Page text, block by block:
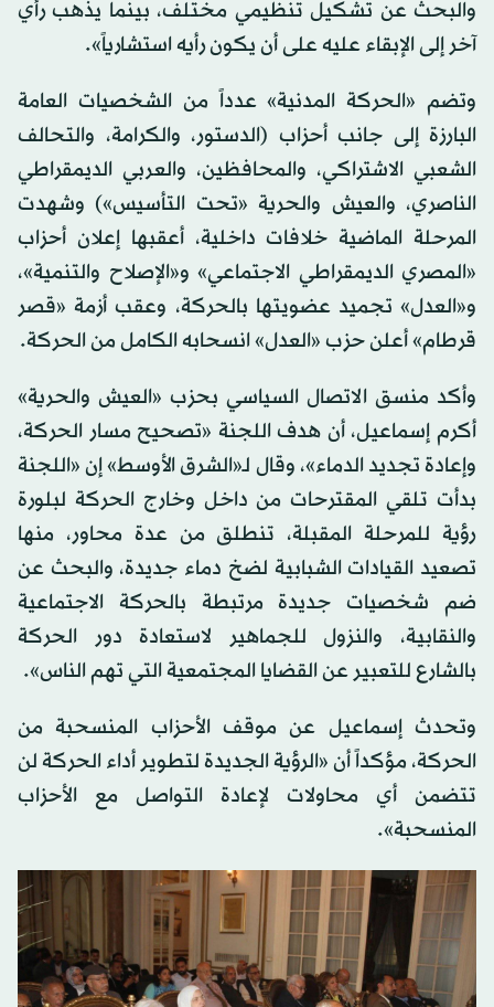
والبحث عن تشكيل تنظيمي مختلف، بينما يذهب رأي
آخر إلى الإبقاء عليه على أن يكون رأيه استشارياً».
وتضم «الحركة المدنية» عدداً من الشخصيات العامة
البارزة إلى جانب أحزاب (الدستور، والكرامة، والتحالف
الشعبي الاشتراكي، والمحافظين، والعربي الديمقراطي
الناصري، والعيش والحرية «تحت التأسيس») وشهدت
المرحلة الماضية خلافات داخلية، أعقبها إعلان أحزاب
«المصري الديمقراطي الاجتماعي» و«الإصلاح والتنمية»،
و«العدل» تجميد عضويتها بالحركة، وعقب أزمة «قصر
قرطام» أعلن حزب «العدل» انسحابه الكامل من الحركة.
وأكد منسق الاتصال السياسي بحزب «العيش والحرية»
أكرم إسماعيل، أن هدف اللجنة «تصحيح مسار الحركة،
وإعادة تجديد الدماء»، وقال لـ«الشرق الأوسط» إن «اللجنة
بدأت تلقي المقترحات من داخل وخارج الحركة لبلورة
رؤية للمرحلة المقبلة، تنطلق من عدة محاور، منها
تصعيد القيادات الشبابية لضخ دماء جديدة، والبحث عن
ضم شخصيات جديدة مرتبطة بالحركة الاجتماعية
والنقابية، والنزول للجماهير لاستعادة دور الحركة
بالشارع للتعبير عن القضايا المجتمعية التي تهم الناس».
وتحدث إسماعيل عن موقف الأحزاب المنسحبة من
الحركة، مؤكداً أن «الرؤية الجديدة لتطوير أداء الحركة لن
تتضمن أي محاولات لإعادة التواصل مع الأحزاب
المنسحبة».